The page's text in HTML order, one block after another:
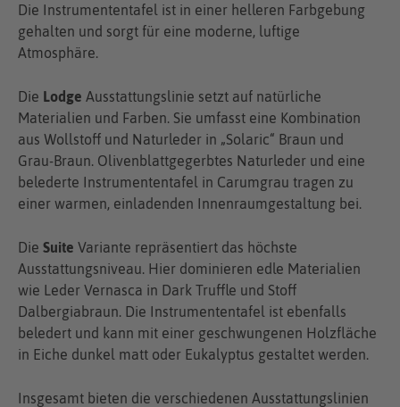
Die Instrumententafel ist in einer helleren Farbgebung
gehalten und sorgt für eine moderne, luftige
Atmosphäre.
Die Lodge Ausstattungslinie setzt auf natürliche
Materialien und Farben. Sie umfasst eine Kombination
aus Wollstoff und Naturleder in „Solaric“ Braun und
Grau-Braun. Olivenblattgegerbtes Naturleder und eine
belederte Instrumententafel in Carumgrau tragen zu
einer warmen, einladenden Innenraumgestaltung bei.
Die Suite Variante repräsentiert das höchste
Ausstattungsniveau. Hier dominieren edle Materialien
wie Leder Vernasca in Dark Truffle und Stoff
Dalbergiabraun. Die Instrumententafel ist ebenfalls
beledert und kann mit einer geschwungenen Holzfläche
in Eiche dunkel matt oder Eukalyptus gestaltet werden.
Insgesamt bieten die verschiedenen Ausstattungslinien